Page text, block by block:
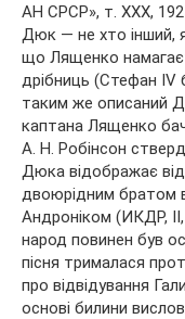
АН СРСР», т. XXX,
Дюк — не хто інший,
що Лященко
дрібниць (Стефан IV
таким же описаний
каптана Лященко
А. Н. Робінсон
Дюка відображає
двоюрідним братом
Андроніком (ИКДР,
народ повинен був
пісня трималася
про відвідування
основі билини